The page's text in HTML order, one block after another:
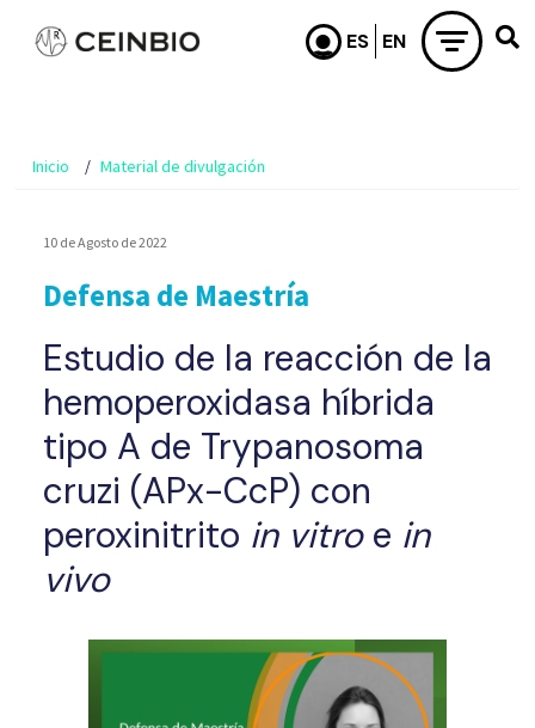
Pasar al contenido principal
Inicio Material de divulgación
10 de Agosto de 2022
Defensa de Maestría
Estudio de la reacción de la
hemoperoxidasa híbrida
tipo A de Trypanosoma
cruzi (APx-CcP) con
peroxinitrito in vitroe in
vivo